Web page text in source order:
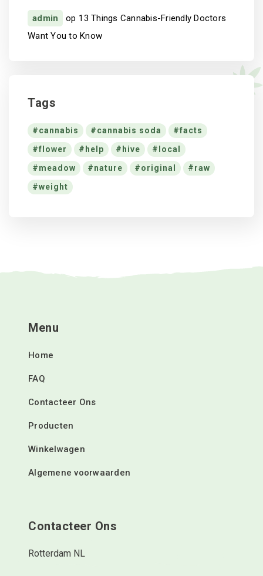
admin op 13 Things Cannabis-Friendly Doctors
Want You to Know
Tags
cannabis cannabis soda
facts
flower
help hive
local
meadow
nature original
raw
weight
Menu
Home
FAQ
Contacteer Ons
Producten
Winkelwagen
Algemene voorwaarden
Contacteer Ons
Rotterdam NL